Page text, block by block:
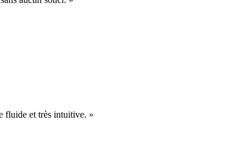
fluide et très intuitive. »